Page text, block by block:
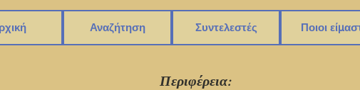
Αναζήτηση Συντελεστές Ποιοι
Περιφέρεια: